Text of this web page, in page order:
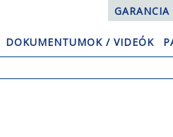
GARANCIA
DOKUMENTUMOK / VIDEÓK